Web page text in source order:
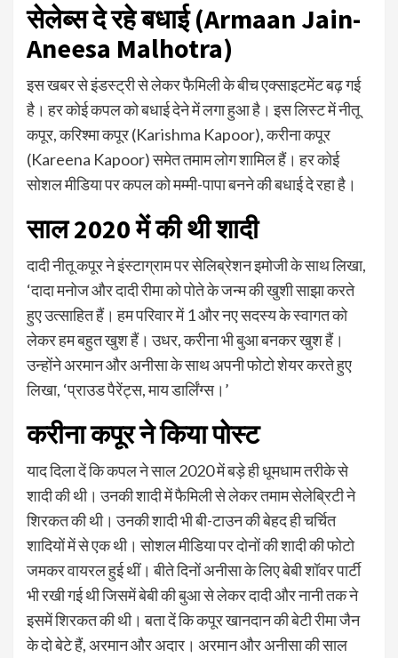
सेलेब्स दे रहे बधाई (Armaan Jain-
Aneesa Malhotra)
इस खबर से इंडस्ट्री से लेकर फैमिली के बीच एक्साइटमेंट बढ़ गई
है। हर कोई कपल को बधाई देने में लगा हुआ है। इस लिस्ट में नीतू
कपूर, करिश्मा कपूर (Karishma Kapoor), करीना कपूर
(Kareena Kapoor) समेत तमाम लोग शामिल हैं। हर कोई
सोशल मीडिया पर कपल को मम्मी-पापा बनने की बधाई दे रहा है।
साल 2020 में की थी शादी
दादी नीतू कपूर ने इंस्टाग्राम पर सेलिब्रेशन इमोजी के साथ लिखा,
‘दादा मनोज और दादी रीमा को पोते के जन्म की खुशी साझा करते
हुए उत्साहित हैं। हम परिवार में 1 और नए सदस्य के स्वागत को
लेकर हम बहुत खुश हैं। उधर, करीना भी बुआ बनकर खुश हैं।
उन्होंने अरमान और अनीसा के साथ अपनी फोटो शेयर करते हुए
लिखा, ‘प्राउड पैरेंट्स, माय डार्लिंग्स।’
करीना कपूर ने किया पोस्ट
याद दिला दें कि कपल ने साल 2020 में बड़े ही धूमधाम तरीके से
शादी की थी। उनकी शादी में फैमिली से लेकर तमाम सेलेब्रिटी ने
शिरकत की थी। उनकी शादी भी बी-टाउन की बेहद ही चर्चित
शादियों में से एक थी। सोशल मीडिया पर दोनों की शादी की फोटो
जमकर वायरल हुई थीं। बीते दिनों अनीसा के लिए बेबी शॉवर पार्टी
भी रखी गई थी जिसमें बेबी की बुआ से लेकर दादी और नानी तक ने
इसमें शिरकत की थी। बता दें कि कपूर खानदान की बेटी रीमा जैन
के दो बेटे हैं, अरमान और अदार। अरमान और अनीसा की साल